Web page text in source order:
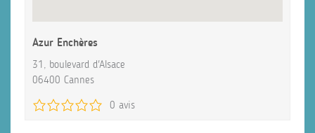
Azur Enchères
31, boulevard d'Alsace
06400 Cannes
0 avis